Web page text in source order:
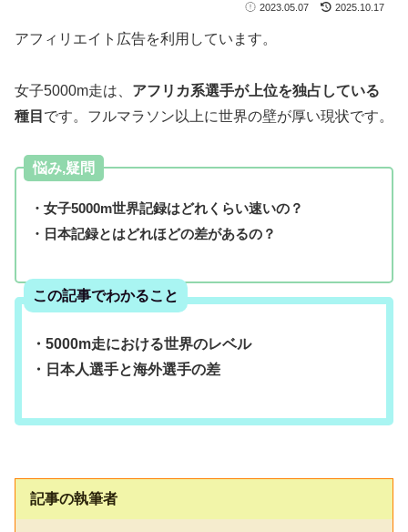
2023.05.07 2025.10.17
アフィリエイト広告を利用しています。
女子5000m走は、 アフリカ系選手が上位を独占している
種目 です。フルマラソン以上に世界の壁が厚い現状です。
悩み,疑問
・女子5000m世界記録はどれくらい速いの？
・日本記録とはどれほどの差があるの？
この記事でわかること
・5000m走における世界のレベル
・日本人選手と海外選手の差
記事の執筆者